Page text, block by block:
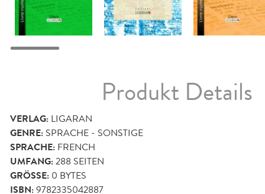
Produkt Details
VERLAG: LIGARAN
GENRE: SPRACHE - SONSTIGE
SPRACHE: FRENCH
UMFANG:288 SEITEN
GRÖSSE: 0 BYTES
ISBN:9782335042887